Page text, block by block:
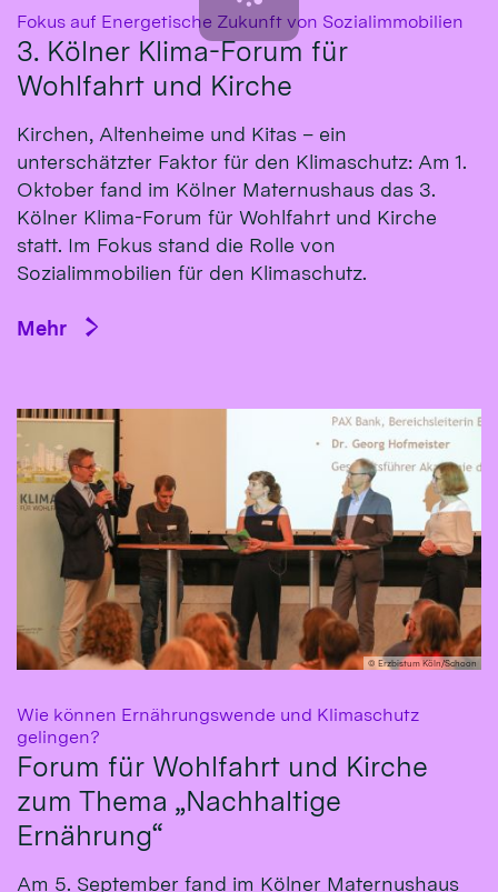
Fokus auf Energetische Zukunft von Sozialimmobilien
3. Kölner Klima-Forum für
Wohlfahrt und Kirche
Kirchen, Altenheime und Kitas – ein
unterschätzter Faktor für den Klimaschutz: Am 1.
Oktober fand im Kölner Maternushaus das 3.
Kölner Klima-Forum für Wohlfahrt und Kirche
statt. Im Fokus stand die Rolle von
Sozialimmobilien für den Klimaschutz.
Mehr
© Erzbistum Köln/Schoon
Wie können Ernährungswende und Klimaschutz
gelingen?
Forum für Wohlfahrt und Kirche
zum Thema „Nachhaltige
Ernährung“
Am 5. September fand im Kölner Maternushaus